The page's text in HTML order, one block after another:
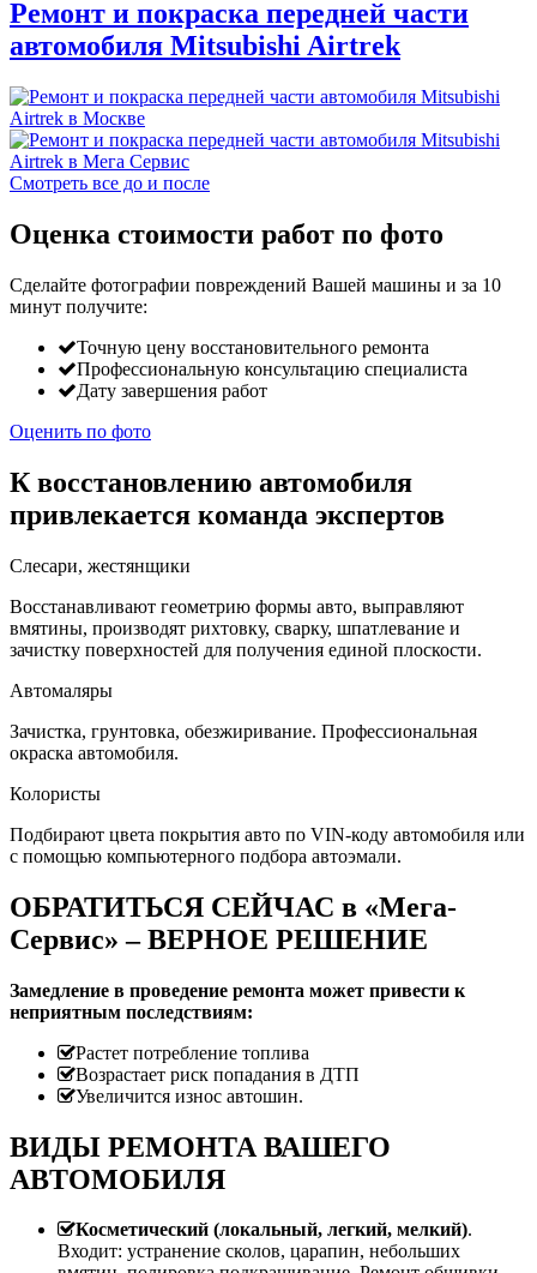
Ремонт и покраска передней части
автомобиля Mitsubishi Airtrek
Смотреть все до и после
Оценка стоимости работ по фото
Сделайте фотографии повреждений Вашей машины и за 10
минут получите:
Точную цену восстановительного ремонта
Профессиональную консультацию специалиста
Дату завершения работ
Оценить по фото
К восстановлению автомобиля
привлекается команда экспертов
Слесари, жестянщики
Восстанавливают геометрию формы авто, выправляют
вмятины, производят рихтовку, сварку, шпатлевание и
зачистку поверхностей для получения единой плоскости.
Автомаляры
Зачистка, грунтовка, обезжиривание. Профессиональная
окраска автомобиля.
Колористы
Подбирают цвета покрытия авто по VIN-коду автомобиля или
с помощью компьютерного подбора автоэмали.
ОБРАТИТЬСЯ СЕЙЧАС в «Мега-
Сервис» – ВЕРНОЕ РЕШЕНИЕ
Замедление в проведение ремонта может привести к
неприятным последствиям:
Растет потребление топлива
Возрастает риск попадания в ДТП
Увеличится износ автошин.
ВИДЫ РЕМОНТА ВАШЕГО
АВТОМОБИЛЯ
Косметический (локальный, легкий, мелкий).
Входит: устранение сколов, царапин, небольших